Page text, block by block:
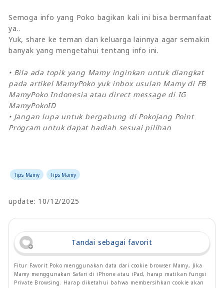
Semoga info yang Poko bagikan kali ini bisa bermanfaat
ya..
Yuk, share ke teman dan keluarga lainnya agar semakin
banyak yang mengetahui tentang info ini.
• Bila ada topik yang Mamy inginkan untuk diangkat
pada artikel MamyPoko yuk inbox usulan Mamy di FB
MamyPoko Indonesia atau direct message di IG
MamyPokoID
• Jangan lupa untuk bergabung di Pokojang Point
Program untuk dapat hadiah sesuai pilihan
Tips Mamy Tips Mamy
update: 10/12/2025
Tandai sebagai favorit
Fitur Favorit Poko menggunakan data dari cookie browser Mamy, Jika
Mamy menggunakan Safari di iPhone atau iPad, harap matikan fungsi
Private Browsing. Harap diketahui bahwa membersihkan cookie akan